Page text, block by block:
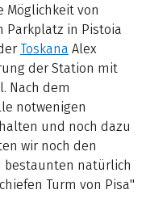
Möglichkeit von
Parkplatz in Pistoia
Toskana Alex
der Station mit
Nach dem
notwenigen
und noch dazu
wir noch den
bestaunten natürlich
Turm von Pisa"